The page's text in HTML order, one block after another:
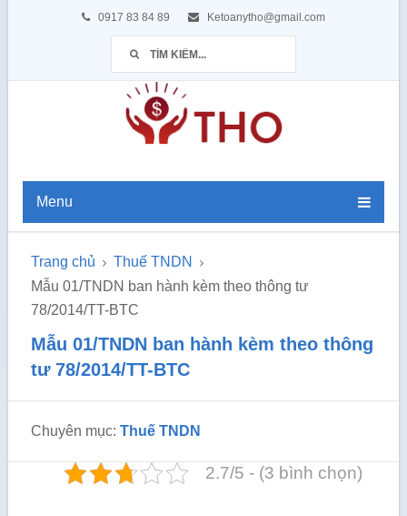
0917 83 84 89 Ketoanytho@gmail.com
Menu
Trang chủ
Thuế TNDN
Mẫu 01/TNDN ban hành kèm theo thông tư
78/2014/TT-BTC
Mẫu 01/TNDN ban hành kèm theo thông
tư 78/2014/TT-BTC
Chuyên mục: Thuế TNDN
2.7/5 - (3 bình chọn)